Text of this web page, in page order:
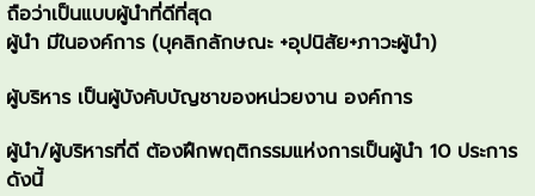
ถือว่าเป็นแบบผู้นำที่ดีที่สุด
ผู้นำ มีในองค์การ (บุคลิกลักษณะ +อุปนิสัย+ภาวะผู้นำ)
ผู้บริหาร เป็นผู้บังคับบัญชาของหน่วยงาน องค์การ
ผู้นำ/ผู้บริหารที่ดี ต้องฝึกพฤติกรรมแห่งการเป็นผู้นำ 10 ประการ
ดังนี้